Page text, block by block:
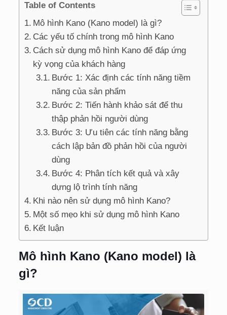
Table of Contents
Mô hình Kano (Kano model) là gì?
Các yếu tố chính trong mô hình Kano
Cách sử dụng mô hình Kano để đáp ứng
kỳ vọng của khách hàng
Bước 1: Xác định các tính năng tiềm
năng của sản phẩm
Bước 2: Tiến hành khảo sát để thu
thập phản hồi người dùng
Bước 3: Ưu tiên các tính năng bằng
cách lập bản đồ phản hồi của người
dùng
Bước 4: Phân tích kết quả và xây
dựng lộ trình tính năng
Khi nào nên sử dụng mô hình Kano?
Một số mẹo khi sử dụng mô hình Kano
Kết luận
Mô hình Kano (Kano model) là
gì?